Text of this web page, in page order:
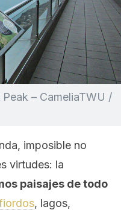
– CameliaTWU /
imposible no
virtudes: la
paisajes de todo
, lagos,